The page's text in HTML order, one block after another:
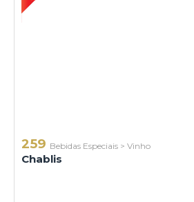
259 Bebidas Especiais > Vinho
Chablis